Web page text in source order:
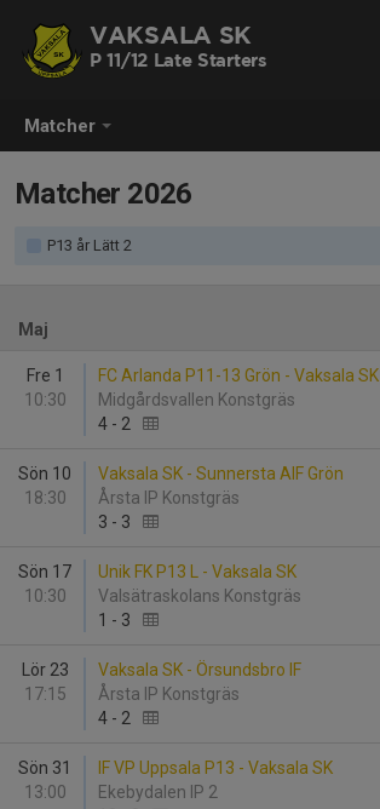
Matcher
VAKSALA SK
P 11/12 Late Starters
Matcher 2026
P13 år Lätt 2
Maj
Fre 1
10:30
FC Arlanda P11-13 Grön - Vaksala SK
Midgårdsvallen Konstgräs
4 - 2
Sön 10
18:30
Vaksala SK - Sunnersta AIF Grön
Årsta IP Konstgräs
3 - 3
Sön 17
10:30
Unik FK P13 L - Vaksala SK
Valsätraskolans Konstgräs
1 - 3
Lör 23
17:15
Vaksala SK - Örsundsbro IF
Årsta IP Konstgräs
4 - 2
Sön 31
13:00
IF VP Uppsala P13 - Vaksala SK
Ekebydalen IP 2